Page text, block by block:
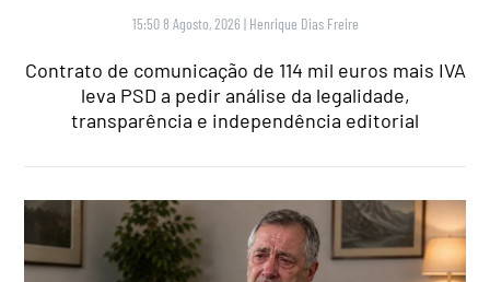
15:50 8 Agosto, 2026 | Henrique Dias Freire
Contrato de comunicação de 114 mil euros mais IVA
leva PSD a pedir análise da legalidade,
transparência e independência editorial